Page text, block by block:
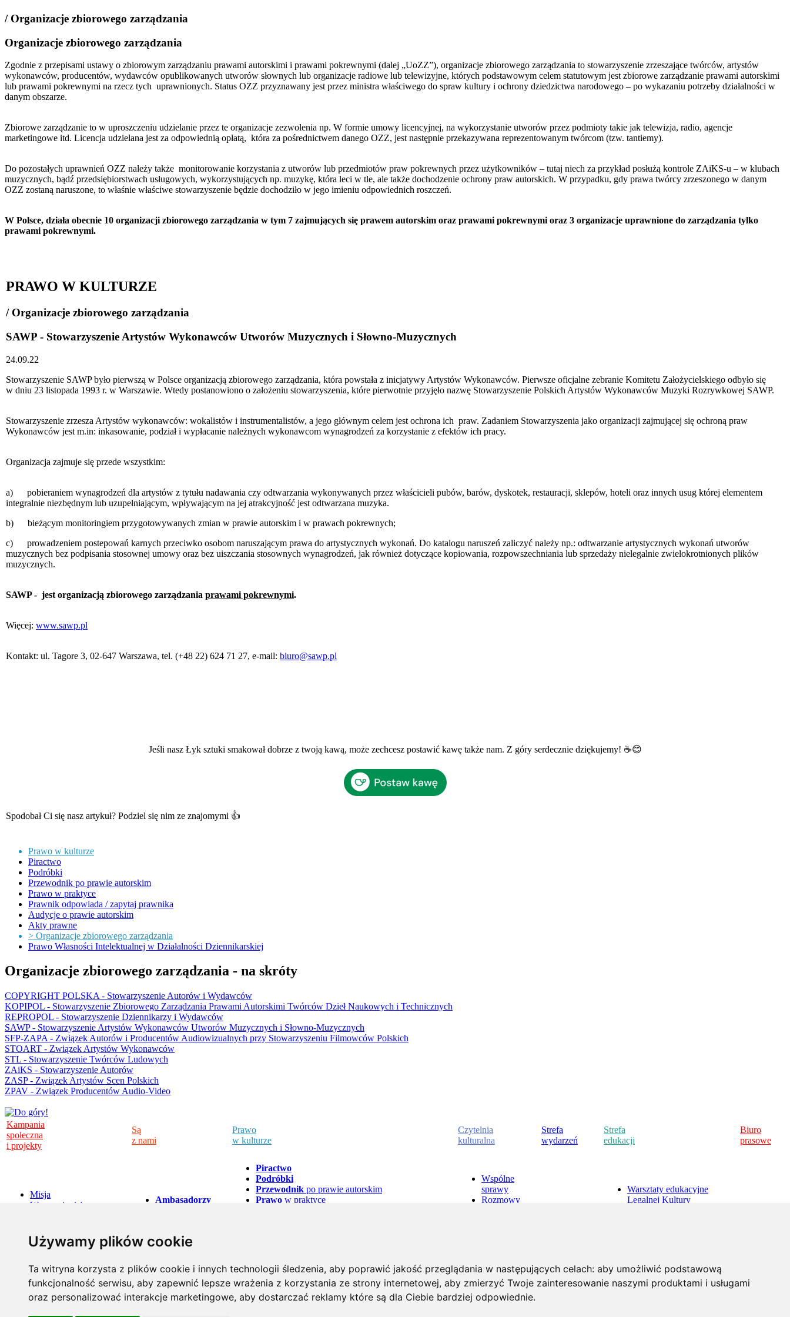
Używamy plików cookie
Ta witryna korzysta z plików cookie i innych technologii śledzenia, aby poprawić jakość przeglądania w następujących celach: aby umożliwić podstawową
funkcjonalność serwisu, aby zapewnić lepsze wrażenia z korzystania ze strony internetowej, aby zmierzyć Twoje zainteresowanie naszymi produktami i usługami
oraz personalizować interakcje marketingowe, aby dostarczać reklamy które są dla Ciebie bardziej odpowiednie.
/ Organizacje zbiorowego zarządzania
Organizacje zbiorowego zarządzania
Zgodnie z przepisami ustawy o zbiorowym zarządzaniu prawami autorskimi i prawami pokrewnymi (dalej „UoZZ”), organizacje zbiorowego zarządzania to stowarzyszenie zrzeszające twórców, artystów
wykonawców, producentów, wydawców opublikowanych utworów słownych lub organizacje radiowe lub telewizyjne, których podstawowym celem statutowym jest zbiorowe zarządzanie prawami autorskimi
lub prawami pokrewnymi na rzecz tych uprawnionych. Status OZZ przyznawany jest przez ministra właściwego do spraw kultury i ochrony dziedzictwa narodowego – po wykazaniu potrzeby działalności w
danym obszarze.
Zbiorowe zarządzanie to w uproszczeniu udzielanie przez te organizacje zezwolenia np. W formie umowy licencyjnej, na wykorzystanie utworów przez podmioty takie jak telewizja, radio, agencje
marketingowe itd. Licencja udzielana jest za odpowiednią opłatą, która za pośrednictwem danego OZZ, jest następnie przekazywana reprezentowanym twórcom (tzw. tantiemy).
Do pozostałych uprawnień OZZ należy także monitorowanie korzystania z utworów lub przedmiotów praw pokrewnych przez użytkowników – tutaj niech za przykład posłużą kontrole ZAiKS-u – w klubach
muzycznych, bądź przedsiębiorstwach usługowych, wykorzystujących np. muzykę, która leci w tle, ale także dochodzenie ochrony praw autorskich. W przypadku, gdy prawa twórcy zrzeszonego w danym
OZZ zostaną naruszone, to właśnie właściwe stowarzyszenie będzie dochodziło w jego imieniu odpowiednich roszczeń.
W Polsce, działa obecnie 10 organizacji zbiorowego zarządzania w tym 7 zajmujących się prawem autorskim oraz prawami pokrewnymi oraz 3 organizacje uprawnione do zarządzania tylko
prawami pokrewnymi.
PRAWO W KULTURZE
/ Organizacje zbiorowego zarządzania
SAWP - Stowarzyszenie Artystów Wykonawców Utworów Muzycznych i Słowno-Muzycznych
24.09.22
Stowarzyszenie SAWP było pierwszą w Polsce organizacją zbiorowego zarządzania, która powstała z inicjatywy Artystów Wykonawców. Pierwsze oficjalne zebranie Komitetu Założycielskiego odbyło się
w dniu 23 listopada 1993 r. w Warszawie. Wtedy postanowiono o założeniu stowarzyszenia, które pierwotnie przyjęło nazwę Stowarzyszenie Polskich Artystów Wykonawców Muzyki Rozrywkowej SAWP.
Stowarzyszenie zrzesza Artystów wykonawców: wokalistów i instrumentalistów, a jego głównym celem jest ochrona ich praw. Zadaniem Stowarzyszenia jako organizacji zajmującej się ochroną praw
Wykonawców jest m.in: inkasowanie, podział i wypłacanie należnych wykonawcom wynagrodzeń za korzystanie z efektów ich pracy.
Organizacja zajmuje się przede wszystkim:
a) pobieraniem wynagrodzeń dla artystów z tytułu nadawania czy odtwarzania wykonywanych przez właścicieli pubów, barów, dyskotek, restauracji, sklepów, hoteli oraz innych usug której elementem
integralnie niezbędnym lub uzupełniającym, wpływającym na jej atrakcyjność jest odtwarzana muzyka.
b) bieżącym monitoringiem przygotowywanych zmian w prawie autorskim i w prawach pokrewnych;
c) prowadzeniem postepowań karnych przeciwko osobom naruszającym prawa do artystycznych wykonań. Do katalogu naruszeń zaliczyć należy np.: odtwarzanie artystycznych wykonań utworów
muzycznych bez podpisania stosownej umowy oraz bez uiszczania stosownych wynagrodzeń, jak również dotyczące kopiowania, rozpowszechniania lub sprzedaży nielegalnie zwielokrotnionych plików
muzycznych.
SAWP - jest organizacją zbiorowego zarządzania prawami pokrewnymi.
Więcej: www.sawp.pl
Kontakt: ul. Tagore 3, 02-647 Warszawa, tel. (+48 22) 624 71 27, e-mail: biuro@sawp.pl
Jeśli nasz Łyk sztuki smakował dobrze z twoją kawą, może zechcesz postawić kawę także nam. Z góry serdecznie dziękujemy! ☕️😊
Spodobał Ci się nasz artykuł? Podziel się nim ze znajomymi 👍
Prawo w kulturze
Piractwo
Podróbki
Przewodnik po prawie autorskim
Prawo w praktyce
Prawnik odpowiada / zapytaj prawnika
Audycje o prawie autorskim
Akty prawne
> Organizacje zbiorowego zarządzania
Prawo Własności Intelektualnej w Działalności Dziennikarskiej
Organizacje zbiorowego zarządzania - na skróty
COPYRIGHT POLSKA - Stowarzyszenie Autorów i Wydawców
KOPIPOL - Stowarzyszenie Zbiorowego Zarządzania Prawami Autorskimi Twórców Dzieł Naukowych i Technicznych
REPROPOL - Stowarzyszenie Dziennikarzy i Wydawców
SAWP - Stowarzyszenie Artystów Wykonawców Utworów Muzycznych i Słowno-Muzycznych
SFP-ZAPA - Związek Autorów i Producentów Audiowizualnych przy Stowarzyszeniu Filmowców Polskich
STOART - Związek Artystów Wykonawców
STL - Stowarzyszenie Twórców Ludowych
ZAiKS - Stowarzyszenie Autorów
ZASP - Związek Artystów Scen Polskich
ZPAV - Związek Producentów Audio-Video
Kampania
społeczna
i projekty
Są
z nami
Prawo
w kulturze
Czytelnia
kulturalna
Strefa
wydarzeń
Strefa
edukacji
Biuro
prasowe
Misja
Wesprzyj misję
i odpowiedziach
Ambasadorzy
Piractwo
Podróbki
Przewodnik po prawie autorskim
Prawo w praktyce
Dziennikarskiej
Wspólne
sprawy
Rozmowy
Warsztaty edukacyjne
Legalnej Kultury
ul. Marszałkowska 84/92 lok. 121,
00-514 Warszawa
tel. +48 22 891 04 19
e-mail: lk@legalnakultura.plKontaktFundacja
Legalna Kultura
Biuro
prasowe RegulaminUstawienia
plików Cookie
Zastrzeżenia
prawne